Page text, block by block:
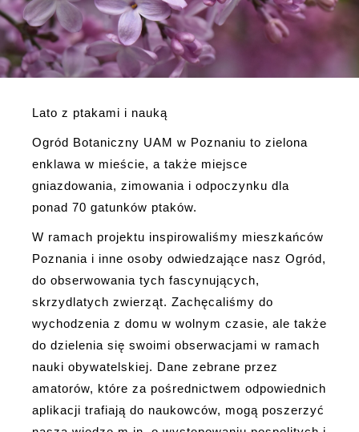
Lato z ptakami i nauką
Ogród Botaniczny UAM w Poznaniu to zielona
enklawa w mieście, a także miejsce
gniazdowania, zimowania i odpoczynku dla
ponad 70 gatunków ptaków.
W ramach projektu inspirowaliśmy mieszkańców
Poznania i inne osoby odwiedzające nasz Ogród,
do obserwowania tych fascynujących,
skrzydlatych zwierząt. Zachęcaliśmy do
wychodzenia z domu w wolnym czasie, ale także
do dzielenia się swoimi obserwacjami w ramach
nauki obywatelskiej. Dane zebrane przez
amatorów, które za pośrednictwem odpowiednich
aplikacji trafiają do naukowców, mogą poszerzyć